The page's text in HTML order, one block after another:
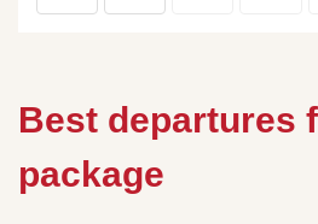
Best departures
package